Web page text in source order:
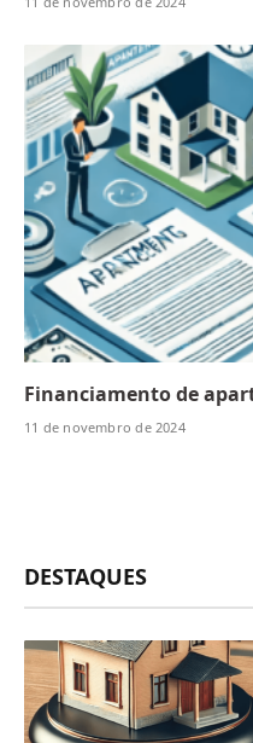
Financiamento de
11 de novembro de 2024
DESTAQUES